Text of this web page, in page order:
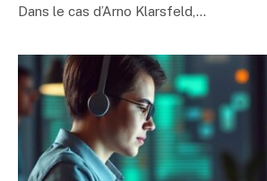
Dans le cas d’Arno Klarsfeld,…